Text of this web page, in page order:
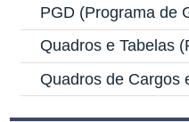
PGD (Programa de
Quadros e Tabelas
Quadros de Cargos